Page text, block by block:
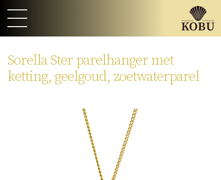
Sorella Ster parelhanger met
ketting, geelgoud, zoetwaterparel